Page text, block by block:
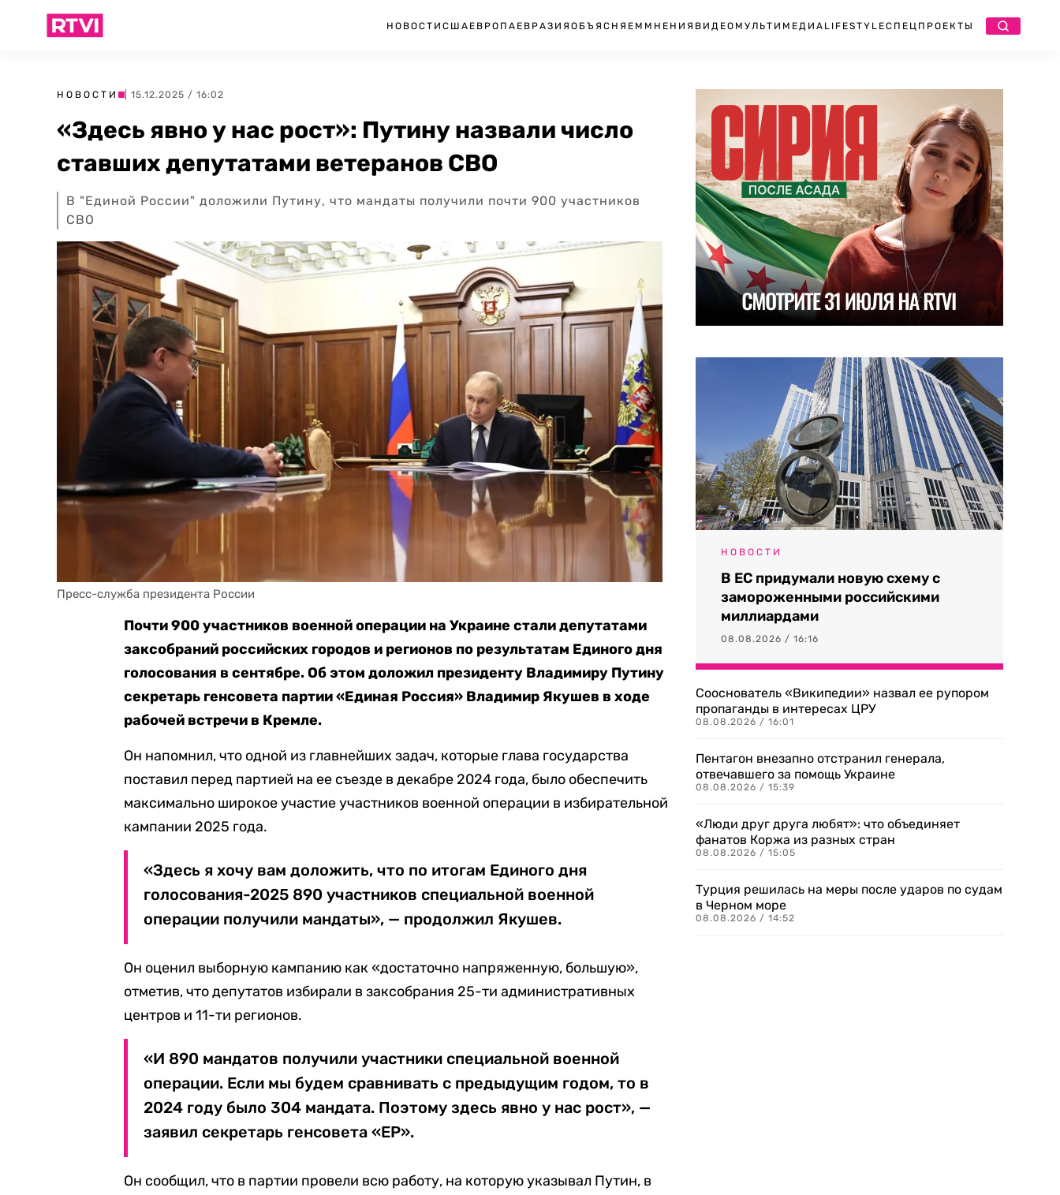
НОВОСТИ США ЕВРОПА ЕВРАЗИЯ ОБЪЯСНЯЕМ МНЕНИЯ ВИДЕО МУЛЬТИМЕДИА LIFESTYLEСПЕЦПРОЕКТЫ
НОВОСТИ | 15.12.2025 / 16:02
«Здесь явно у нас рост»: Путину назвали число
ставших депутатами ветеранов СВО
В "Единой России" доложили Путину, что мандаты получили почти 900 участников
СВО
Пресс-служба президента России
Почти 900 участников военной операции на Украине стали депутатами
заксобраний российских городов и регионов по результатам Единого дня
голосования в сентябре. Об этом доложил президенту Владимиру Путину
секретарь генсовета партии «Единая Россия» Владимир Якушев в ходе
рабочей встречи в Кремле.
Он напомнил, что одной из главнейших задач, которые глава государства
поставил перед партией на ее съезде в декабре 2024 года, было обеспечить
максимально широкое участие участников военной операции в избирательной
кампании 2025 года.
«Здесь я хочу вам доложить, что по итогам Единого дня
голосования-2025 890 участников специальной военной
операции получили мандаты», — продолжил Якушев.
Он оценил выборную кампанию как «достаточно напряженную, большую»,
отметив, что депутатов избирали в заксобрания 25-ти административных
центров и 11-ти регионов.
«И 890 мандатов получили участники специальной военной
операции. Если мы будем сравнивать с предыдущим годом, то в
2024 году было 304 мандата. Поэтому здесь явно у нас рост», —
заявил секретарь генсовета «ЕР».
Он сообщил, что в партии провели всю работу, на которую указывал Путин, в
НОВОСТИ
В ЕС придумали новую схему с
замороженными российскими
миллиардами
08.08.2026 / 16:16
Сооснователь «Википедии» назвал ее рупором
пропаганды в интересах ЦРУ
08.08.2026 / 16:01
Пентагон внезапно отстранил генерала,
отвечавшего за помощь Украине
08.08.2026 / 15:39
«Люди друг друга любят»: что объединяет
фанатов Коржа из разных стран
08.08.2026 / 15:05
Турция решилась на меры после ударов по судам
в Черном море
08.08.2026 / 14:52